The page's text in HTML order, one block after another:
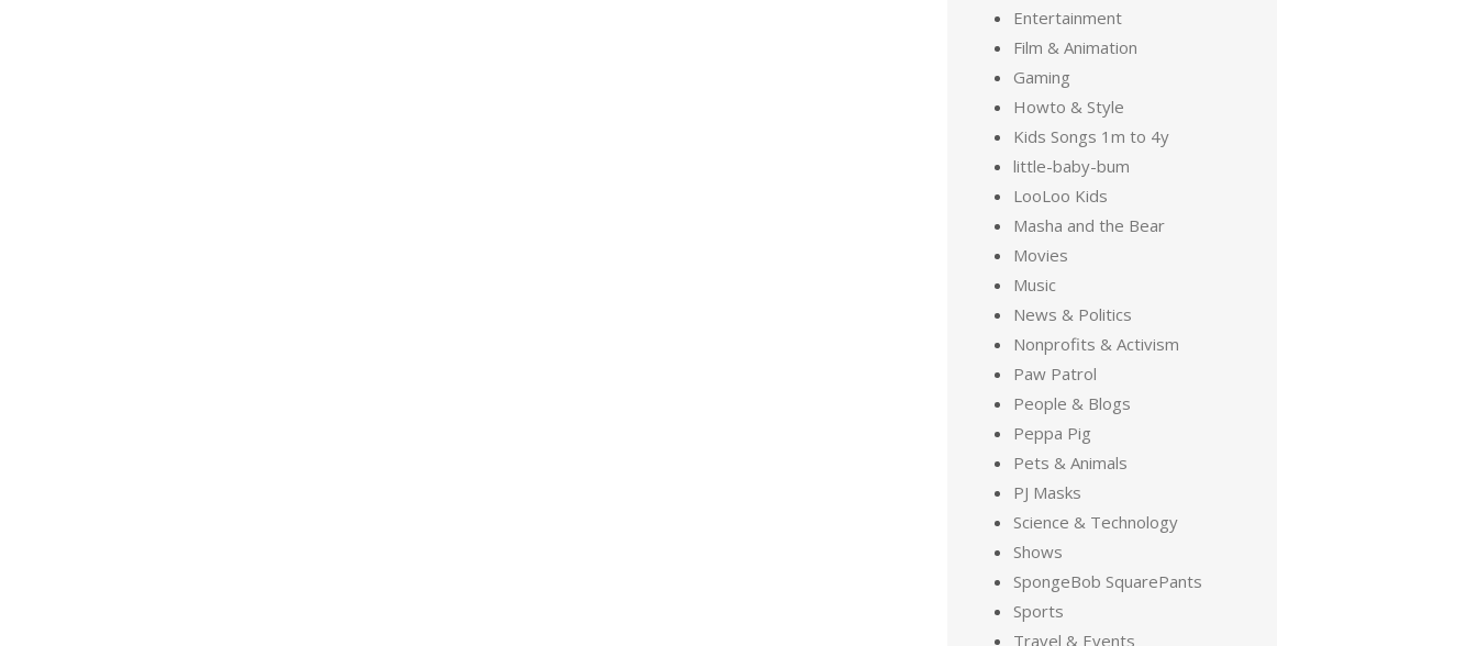
Entertainment
Film & Animation
Gaming
Howto & Style
Kids Songs 1m to 4y
little-baby-bum
LooLoo Kids
Masha and the Bear
Movies
Music
News & Politics
Nonprofits & Activism
Paw Patrol
People & Blogs
Peppa Pig
Pets & Animals
PJ Masks
Science & Technology
Shows
SpongeBob SquarePants
Sports
Travel & Events